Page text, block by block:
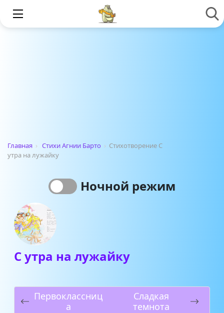
Главная › Стихи Агнии Барто › Стихотворение С
утра на лужайку
Ночной режим
С утра на лужайку
Первоклассниц
а
Сладкая
темнота